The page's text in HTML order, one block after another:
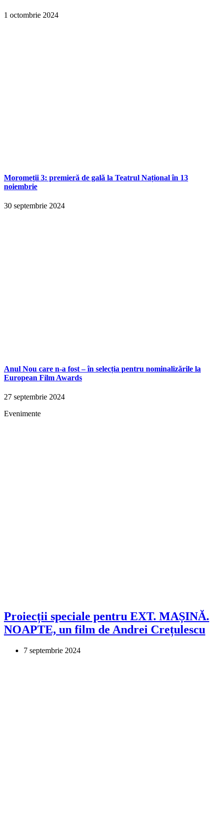
1 octombrie 2024
Moromeții 3: premieră de gală la Teatrul Național în 13
noiembrie
30 septembrie 2024
Anul Nou care n-a fost – în selecția pentru nominalizările la
European Film Awards
27 septembrie 2024
Evenimente
Proiecții speciale pentru EXT. MAȘINĂ.
NOAPTE, un film de Andrei Crețulescu
7 septembrie 2024